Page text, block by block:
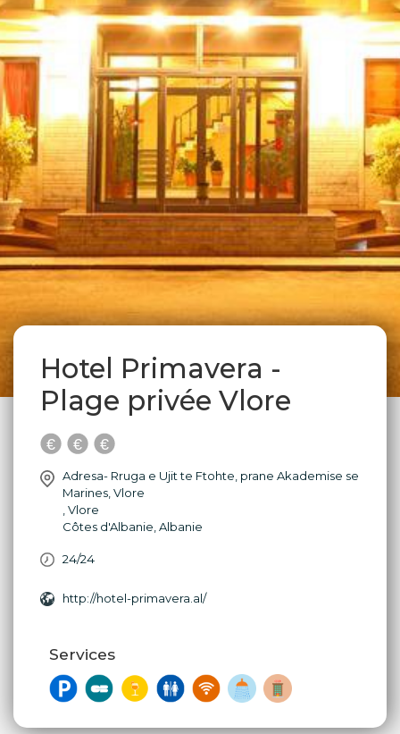
Hotel Primavera -
Plage privée Vlore
Adresa- Rruga e Ujit te Ftohte, prane Akademise se
Marines, Vlore
Vlore
Côtes d'Albanie Albanie
24/24
http://hotel-primavera.al/
Services